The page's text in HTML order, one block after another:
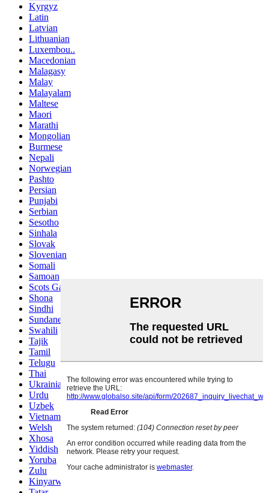
Kyrgyz
Latin
Latvian
Lithuanian
Luxembou..
Macedonian
Malagasy
Malay
Malayalam
Maltese
Maori
Marathi
Mongolian
Burmese
Nepali
Norwegian
Pashto
Persian
Punjabi
Serbian
Sesotho
Sinhala
Slovak
Slovenian
Somali
Samoan
Scots Gaelic
Shona
Sindhi
Sundanese
Swahili
Tajik
Tamil
Telugu
Thai
Ukrainian
Urdu
Uzbek
Vietnamese
Welsh
Xhosa
Yiddish
Yoruba
Zulu
Kinyarwanda